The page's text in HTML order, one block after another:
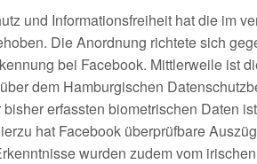
und Informationsfreiheit hat die im
Die Anordnung richtete sich
bei Facebook. Mittlerweile ist
dem Hamburgischen
erfassten biometrischen Daten
hat Facebook überprüfbare
wurden zudem vom